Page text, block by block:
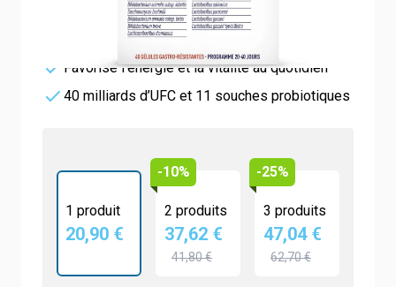
Soutient les défenses immunitaires
Contribue à réduire la fatigue
Favorise l’énergie et la vitalité au quotidien
40 milliards d’UFC et 11 souches probiotiques
1 produit
20,90 €
-10%
2 produits
37,62 €
41,80 €
-25%
3 produits
47,04 €
62,70 €